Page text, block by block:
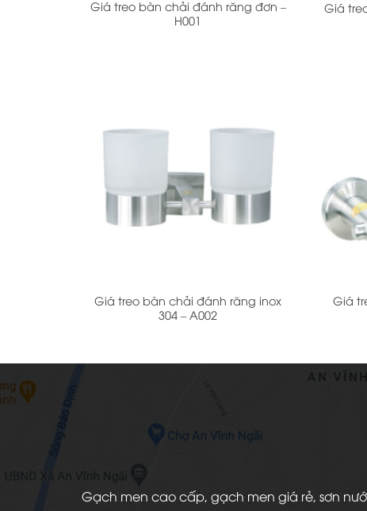
Giá treo bàn chải đánh răng đơn –
H001
Giá
Giá treo bàn chải đánh răng inox
304 – A002
Giá
Gạch men cao cấp, gạch men giá rẻ, sơn